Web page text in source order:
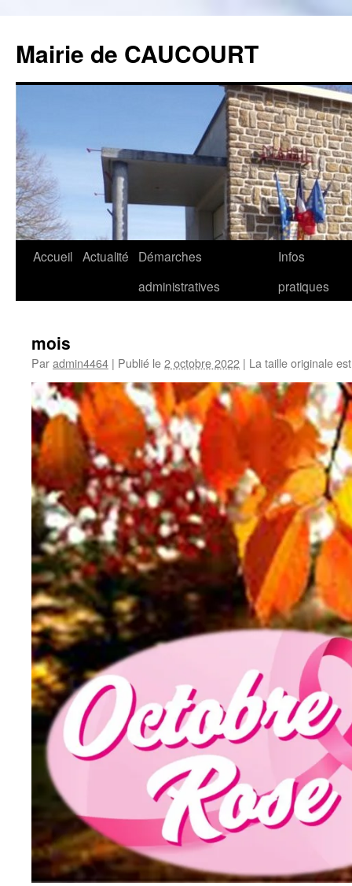
Mairie de CAUCOURT
Aller
Accueil Actualité
Démarches
administratives
Infos
pratiques
mois
Paradmin4464 | Publié le2 octobre 2022 | La taille originale